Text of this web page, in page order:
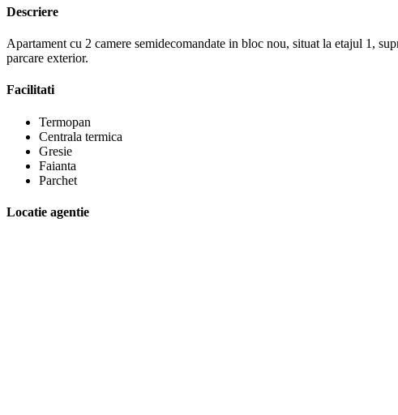
Descriere
Apartament cu 2 camere semidecomandate in bloc nou, situat la etajul 1,
parcare exterior.
Facilitati
Termopan
Centrala termica
Gresie
Faianta
Parchet
Locatie agentie